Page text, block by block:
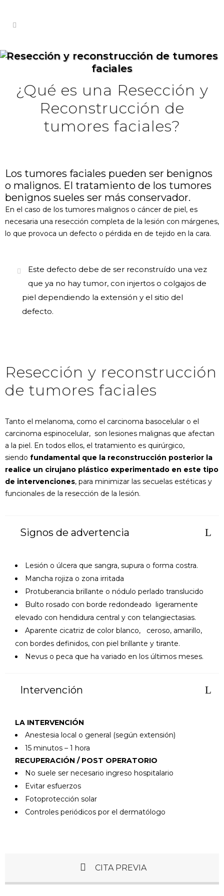
Resección y reconstrucción de tumores
faciales
¿Qué es una Resección y
Reconstrucción de
tumores faciales?
Los tumores faciales pueden ser benignos
o malignos. El tratamiento de los tumores
benignos sueles ser más conservador.
En el caso de los tumores malignos o cáncer de piel, es
necesaria una resección completa de la lesión con márgenes,
lo que provoca un defecto o pérdida en de tejido en la cara.
Este defecto debe de ser reconstruído una vez
que ya no hay tumor, con injertos o colgajos de
piel dependiendo la extensión y el sitio del
defecto.
Resección y reconstrucción
de tumores faciales
Tanto el melanoma, como el carcinoma basocelular o el
carcinoma espinocelular, son lesiones malignas que afectan
a la piel. En todos ellos, el tratamiento es quirúrgico,
siendo fundamental que la reconstrucción posterior la
realice un cirujano plástico experimentado en este tipo
de intervenciones, para minimizar las secuelas estéticas y
funcionales de la resección de la lesión.
Signos de advertencia
Lesión o úlcera que sangra, supura o forma costra.
Mancha rojiza o zona irritada
Protuberancia brillante o nódulo perlado translucido
Bulto rosado con borde redondeado ligeramente
elevado con hendidura central y con telangiectasias.
Aparente cicatriz de color blanco, ceroso, amarillo,
con bordes definidos, con piel brillante y tirante.
Nevus o peca que ha variado en los últimos meses.
Intervención
LA INTERVENCIÓN
Anestesia local o general (según extensión)
15 minutos – 1 hora
RECUPERACIÓN / POST OPERATORIO
No suele ser necesario ingreso hospitalario
Evitar esfuerzos
Fotoprotección solar
Controles periódicos por el dermatólogo
CITA PREVIA